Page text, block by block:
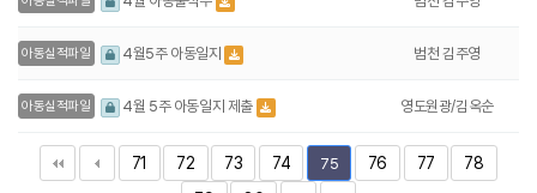
아동실적파일 4월5주 아동일지 범천 김주영
아동실적파일 4월 5주 아동일지 제출 영도원광/김옥순
71 72 73 74 75 76 77
78